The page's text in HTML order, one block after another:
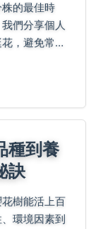
的最佳時
們分享個人
，避免常見
種到養
訣
樹能活上百
環境因素到